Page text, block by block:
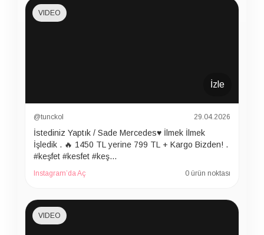
İzle
VIDEO
@tunckol 29.04.2026
İstediniz Yaptık / Sade Mercedes♥️ İlmek İlmek
İşledik . 🔥 1450 TL yerine 799 TL + Kargo Bizden! .
#keşfet #kesfet #keş…
Instagram’da Aç 0 ürün noktası
VIDEO